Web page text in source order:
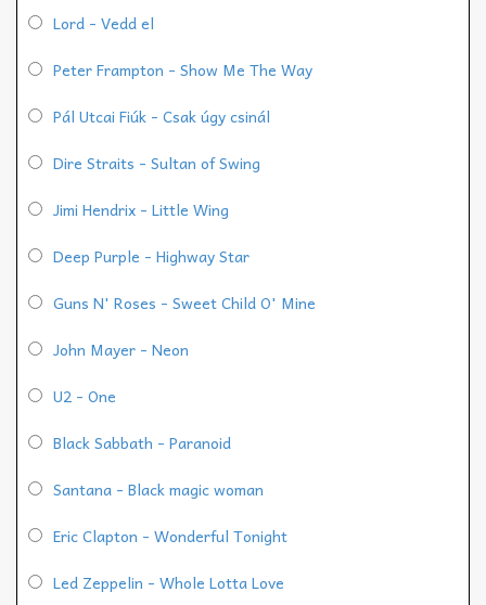
Lord - Vedd el
Peter Frampton - Show Me The Way
Pál Utcai Fiúk - Csak úgy csinál
Dire Straits - Sultan of Swing
Jimi Hendrix - Little Wing
Deep Purple - Highway Star
Guns N' Roses - Sweet Child O' Mine
John Mayer - Neon
U2 - One
Black Sabbath - Paranoid
Santana - Black magic woman
Eric Clapton - Wonderful Tonight
Led Zeppelin - Whole Lotta Love